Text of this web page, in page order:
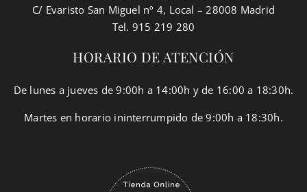
C/ Evaristo San Miguel nº 4, Local – 28008 Madrid
Tel. 915 219 280
HORARIO DE ATENCIÓN
De lunes a jueves de 9:00h a 14:00h y de 16:00 a 18:30h.
Martes en horario ininterrumpido de 9:00h a 18:30h.